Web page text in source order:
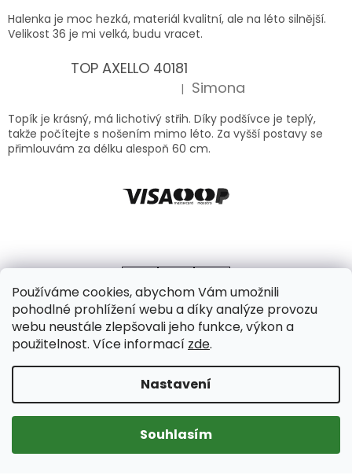
Používáme cookies, abychom Vám umožnili
pohodlné prohlížení webu a díky analýze provozu
webu neustále zlepšovali jeho funkce, výkon a
použitelnost. Více informací zde.
Nastavení
Souhlasím
Halenka je moc hezká, materiál kvalitní, ale na léto silnější.
Velikost 36 je mi velká, budu vracet.
TOP AXELLO 40181
Hodnocení produktu je 5 z 5 hvězdiček.
| Simona
Topík je krásný, má lichotivý střih. Díky podšívce je teplý,
takže počítejte s nošením mimo léto. Za vyšší postavy se
přimlouvám za délku alespoň 60 cm.
Vytvořil Shoptet
. Všechna práva vyhrazena.
nastavení cookies